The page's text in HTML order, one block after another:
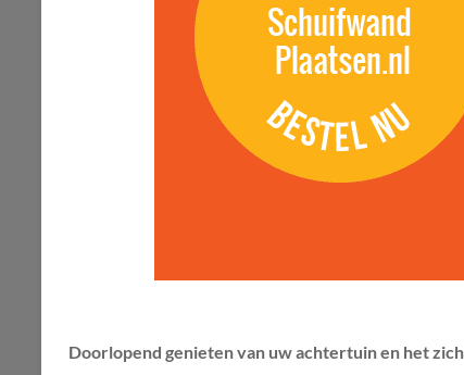
Doorlopend genieten van uw achtertuin en het